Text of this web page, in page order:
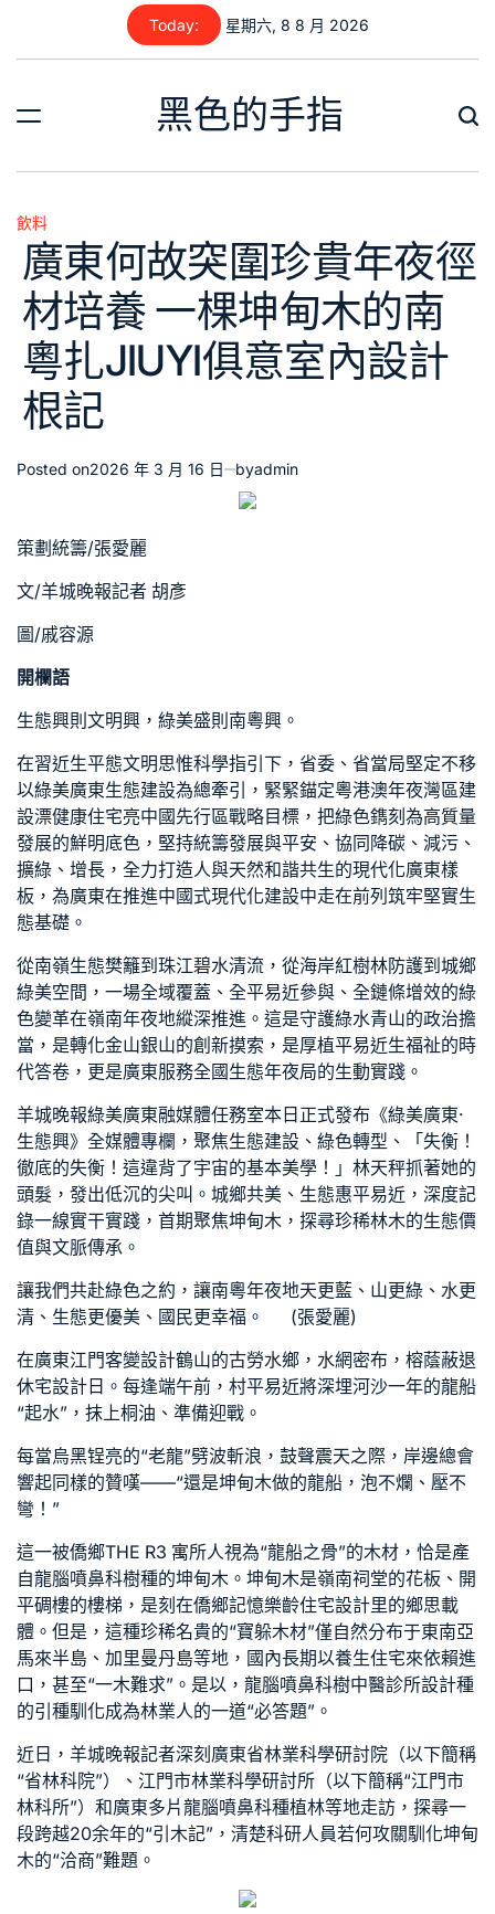
content
Today: 星期六, 8 8 月 2026
黑色的手指
Posted
飲料
廣東何故突圍珍貴年夜徑
材培養 一棵坤甸木的南
粵扎JIUYI俱意室內設計
根記
Posted on2026 年 3 月 16 日 byadmin
策劃統籌/張愛麗
文/羊城晚報記者 胡彥
圖/戚容源
開欄語
生態興則文明興，綠美盛則南粵興。
在習近生平態文明思惟科學指引下，省委、省當局堅定不移
以綠美廣東生態建設為總牽引，緊緊錨定粵港澳年夜灣區建
設漂健康住宅亮中國先行區戰略目標，把綠色鐫刻為高質量
發展的鮮明底色，堅持統籌發展與平安、協同降碳、減污、
擴綠、增長，全力打造人與天然和諧共生的現代化廣東樣
板，為廣東在推進中國式現代化建設中走在前列筑牢堅實生
態基礎。
從南嶺生態樊籬到珠江碧水清流，從海岸紅樹林防護到城鄉
綠美空間，一場全域覆蓋、全平易近參與、全鏈條增效的綠
色變革在嶺南年夜地縱深推進。這是守護綠水青山的政治擔
當，是轉化金山銀山的創新摸索，是厚植平易近生福祉的時
代答卷，更是廣東服務全國生態年夜局的生動實踐。
羊城晚報綠美廣東融媒體任務室本日正式發布《綠美廣東·
生態興》全媒體專欄，聚焦生態建設、綠色轉型、「失衡！
徹底的失衡！這違背了宇宙的基本美學！」林天秤抓著她的
頭髮，發出低沉的尖叫。城鄉共美、生態惠平易近，深度記
錄一線實干實踐，首期聚焦坤甸木，探尋珍稀林木的生態價
值與文脈傳承。
讓我們共赴綠色之約，讓南粵年夜地天更藍、山更綠、水更
清、生態更優美、國民更幸福。 (張愛麗)
在廣東江門客變設計鶴山的古勞水鄉，水網密布，榕蔭蔽退
休宅設計 日。每逢端午前，村平易近將深埋河沙一年的龍船
“起水”，抹上桐油、準備迎戰。
每當烏黑锃亮的“老龍”劈波斬浪，鼓聲震天之際，岸邊總會
響起同樣的贊嘆——“還是坤甸木做的龍船，泡不爛、壓不
彎！”
這一被僑鄉THE R3 寓所人視為“龍船之骨”的木材，恰是產
自龍腦噴鼻科樹種的坤甸木。坤甸木是嶺南祠堂的花板、開
平碉樓的樓梯，是刻在僑鄉記憶樂齡住宅設計里的鄉思載
體。但是，這種珍稀名貴的“寶躲木材”僅自然分布于東南亞
馬來半島、加里曼丹島等地，國內長期以養生住宅來依賴進
口，甚至“一木難求”。是以，龍腦噴鼻科樹中醫診所設計種
的引種馴化成為林業人的一道“必答題”。
近日，羊城晚報記者深刻廣東省林業科學研討院（以下簡稱
“省林科院”）、江門市林業科學研討所（以下簡稱“江門市
林科所”）和廣東多片龍腦噴鼻科種植林等地走訪，探尋一
段跨越20余年的“引木記”，清楚科研人員若何攻關馴化坤甸
木的“洽商”難題。